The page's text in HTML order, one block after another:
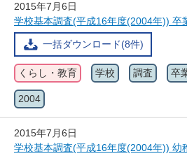
2015年7月6日
学校基本調査(平成16年度(2004年)) 卒
一括ダウンロード(8件)
くらし・教育 学校 調査 卒
2004
2015年7月6日
学校基本調査(平成16年度(2004年)) 幼